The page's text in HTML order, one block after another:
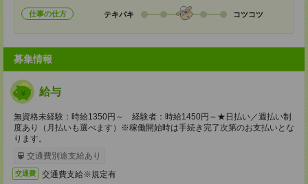
仕事の仕方 テキパキ コツコツ
募集情報
給与
無資格未経験：時給1350円～ 経験者：時給1450円～★日払い／週払い制
度あり（月払いも選べます）※稼働開始時は手続き完了次第のお支払いとな
ります。
交通費別途支給あり
交通費 交通費支給※規定有